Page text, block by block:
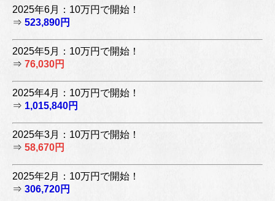
2025年6月：10万円で開始！
⇒ 523,890円
2025年5月：10万円で開始！
⇒ 76,030円
2025年4月：10万円で開始！
⇒ 1,015,840円
2025年3月：10万円で開始！
⇒ 58,670円
2025年2月：10万円で開始！
⇒ 306,720円